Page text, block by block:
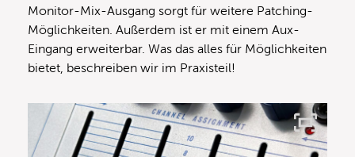
Monitor-Mix-Ausgang sorgt für weitere Patching-
Möglichkeiten. Außerdem ist er mit einem Aux-
Eingang erweiterbar. Was das alles für Möglichkeiten
bietet, beschreiben wir im Praxisteil!